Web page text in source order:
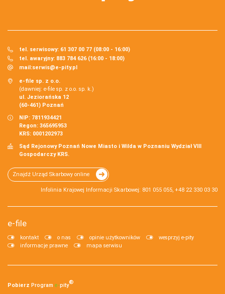
tel. serwisowy: 61 307 00 77 (08:00 - 16:00)
tel. awaryjny: 883 784 626 (16:00 - 18:00)
mail:serwis@e-pity.pl
e-file sp. z o.o.
(dawniej: e-file sp. z o.o. sp. k.)
ul. Jeziorańska 12
(60-461) Poznań
NIP: 7811934421
Regon: 365695953
KRS: 0001202973
Sąd Rejonowy Poznań Nowe Miasto i Wilda w Poznaniu Wydział VIII
Gospodarczy KRS.
Znajdź Urząd Skarbowy online
Infolinia Krajowej Informacji Skarbowej: 801 055 055, +48 22 330 03 30
e-file
kontakt o nas opinie użytkowników
wesprzyj e-pity
informacje prawne
mapa serwisu
Pobierz Program e‑pity®